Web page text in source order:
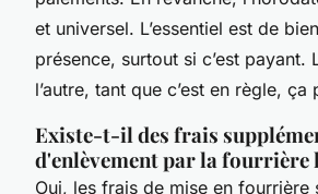
et universel. L’essentiel est de
présence, surtout si c’est payant.
l’autre, tant que c’est en règle, ça
Existe-t-il des frais
d'enlèvement par la fourrière
Oui, les frais de mise en fourrière